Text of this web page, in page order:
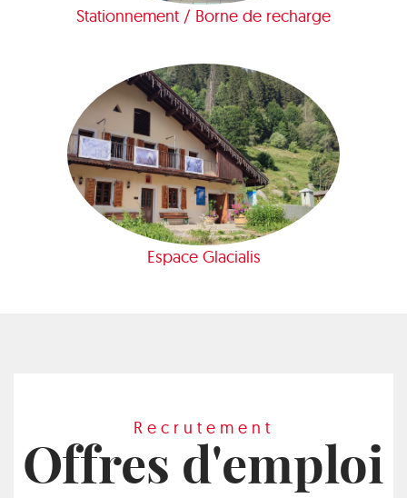
Stationnement / Borne de recharge
Espace Glacialis
Recrutement
Offres d'emploi